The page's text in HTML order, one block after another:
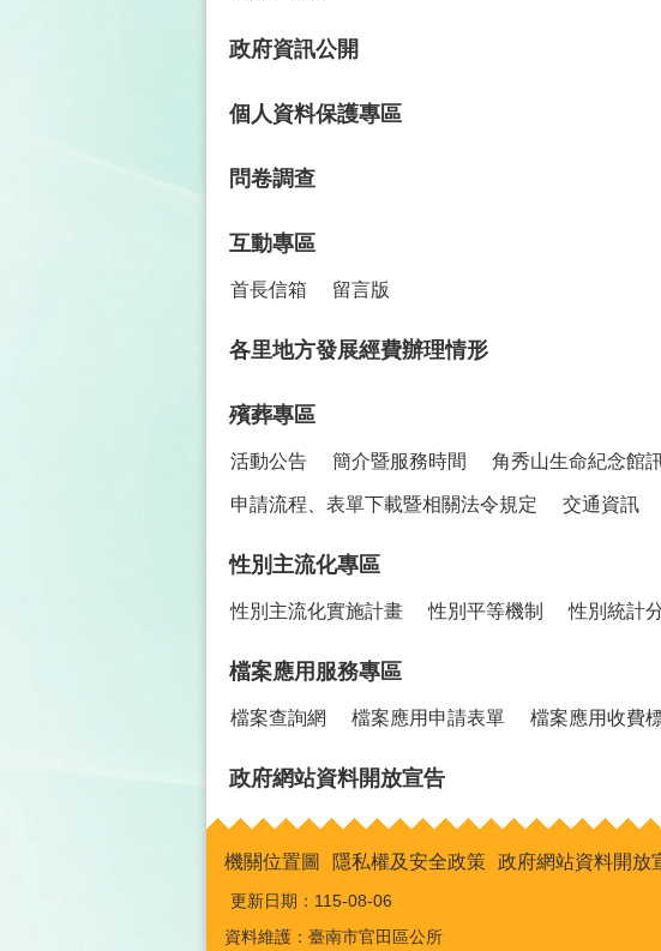
政府資訊公開
個人資料保護專區
問卷調查
互動專區
首長信箱 留言版
各里地方發展經費辦理情形
殯葬專區
活動公告 簡介暨服務時間 角秀山生命紀念館
申請流程、表單下載暨相關法令規定 交通資訊
性別主流化專區
性別主流化實施計畫 性別平等機制 性別統計
檔案應用服務專區
檔案查詢網 檔案應用申請表單 檔案應用收費
政府網站資料開放宣告
機關位置圖 隱私權及安全政策 政府網站資料開放
更新日期： 115-08-06
資料維護：臺南市官田區公所